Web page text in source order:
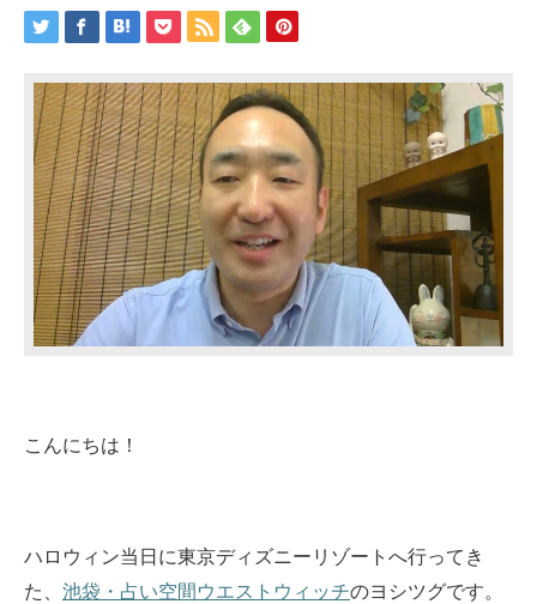
こんにちは！
ハロウィン当日に東京ディズニーリゾートへ行ってき
た、 池袋・占い空間ウエストウィッチのヨシツグです。